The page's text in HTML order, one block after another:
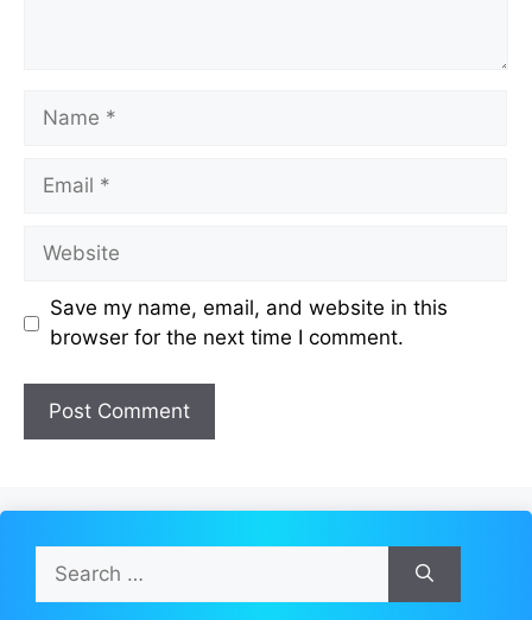
Name
Email
Website
Save my name, email, and website in this
browser for the next time I comment.
for: